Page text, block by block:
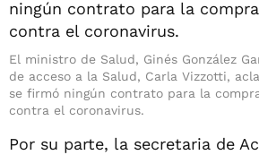
El ministro de Salud, Ginés González
de acceso a la Salud, Carla Vizzotti,
se firmó ningún contrato para la
contra el coronavirus.
Por su parte, la secretaria de